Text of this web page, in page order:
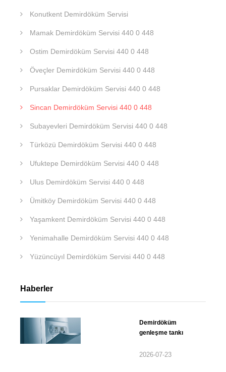
Konutkent Demirdöküm Servisi
Mamak Demirdöküm Servisi 440 0 448
Ostim Demirdöküm Servisi 440 0 448
Öveçler Demirdöküm Servisi 440 0 448
Pursaklar Demirdöküm Servisi 440 0 448
Sincan Demirdöküm Servisi 440 0 448
Subayevleri Demirdöküm Servisi 440 0 448
Türközü Demirdöküm Servisi 440 0 448
Ufuktepe Demirdöküm Servisi 440 0 448
Ulus Demirdöküm Servisi 440 0 448
Ümitköy Demirdöküm Servisi 440 0 448
Yaşamkent Demirdöküm Servisi 440 0 448
Yenimahalle Demirdöküm Servisi 440 0 448
Yüzüncüyıl Demirdöküm Servisi 440 0 448
Haberler
Demirdöküm
genleşme tankı
2026-07-23